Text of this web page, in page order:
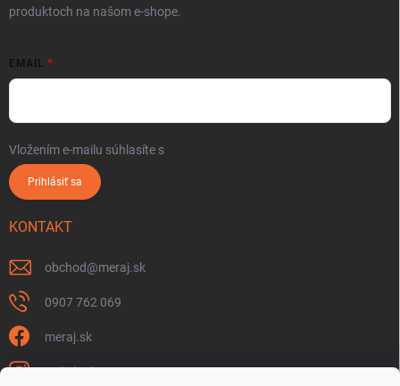
produktoch na našom e-shope.
EMAIL
Vložením e-mailu súhlasíte s
Prihlásiť sa
KONTAKT
obchod@meraj.sk
0907 762 069
meraj.sk
m_link_sk